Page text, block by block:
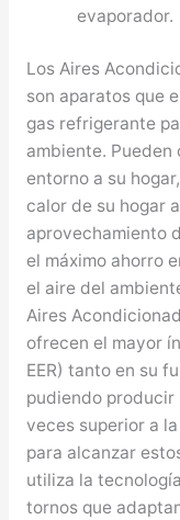
evaporador.
Los Aires
son aparatos que
gas refrigerante
ambiente.
entorno a su
calor de su hogar
aprovechamiento
el máximo ahorro
el aire del
Aires
ofrecen el mayor
EER) tanto en su
pudiendo
veces superior a
para alcanzar
utiliza la
tornos que